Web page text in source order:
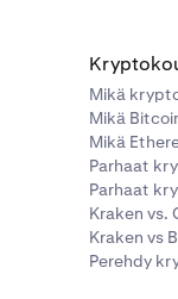
lue
AUD-
tai ota
tukeemme.
voidaan lähettää
Mikä
Mikä
Mikä
Parhaat
Parhaat
Kraken vs.
Kraken vs
Perehdy